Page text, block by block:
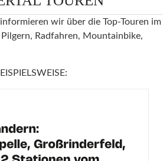
wir über die Top-Touren im
Radfahren, Mountainbike,